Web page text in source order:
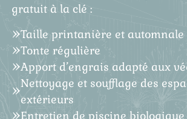
gratuit à la clé :
Taille printanière et automnale
Tonte régulière
Apport d’engrais adapté aux
Nettoyage et soufflage des
extérieurs
Entretien de piscine biologique